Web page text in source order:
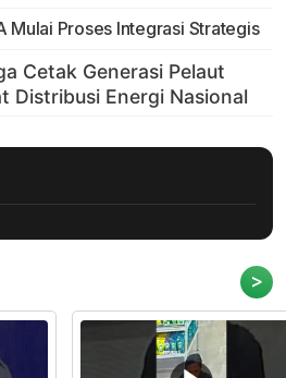
Mulai Proses Integrasi Strategis
>